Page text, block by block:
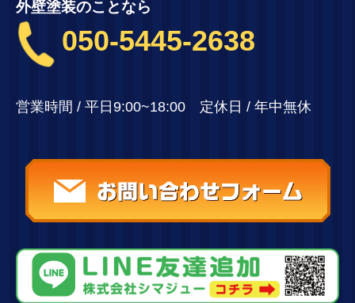
外壁塗装のことなら
050-5445-2638
営業時間 / 平日9:00~18:00 定休日 / 年中無休